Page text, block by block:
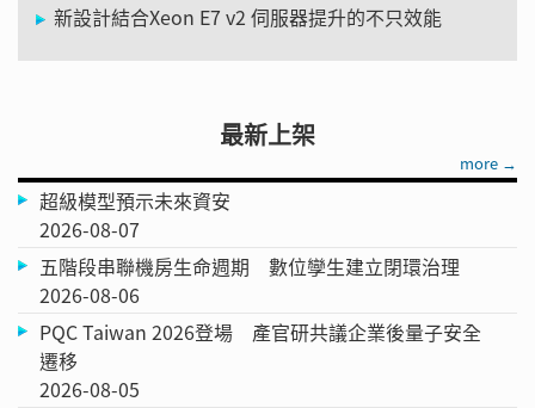
新設計結合Xeon E7 v2 伺服器提升的不只效能
最新上架
more →
超級模型預示未來資安
2026-08-07
五階段串聯機房生命週期 數位孿生建立閉環治理
2026-08-06
PQC Taiwan 2026登場 產官研共議企業後量子安全
遷移
2026-08-05